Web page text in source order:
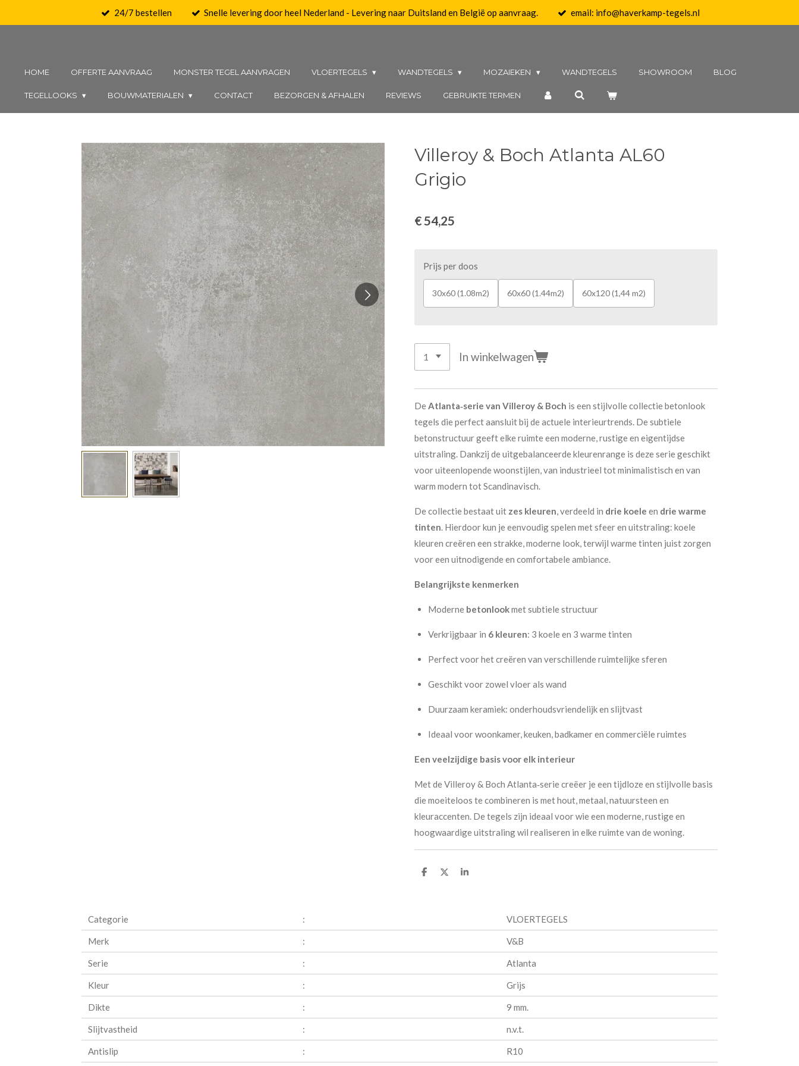
hoofdinhoud
24/7 bestellen Snelle levering door heel Nederland - Levering naar Duitsland en België op aanvraag. email: info@haverkamp-tegels.nl
HOME OFFERTE AANVRAAG MONSTER TEGEL AANVRAGEN VLOERTEGELS WANDTEGELS MOZAIEKEN WANDTEGELS SHOWROOM BLOG
TEGELLOOKS BOUWMATERIALEN CONTACT BEZORGEN & AFHALEN REVIEWS GEBRUIKTE TERMEN
Villeroy & Boch Atlanta AL60
Grigio
€ 54,25
Prijs per doos
30x60 (1.08m2) 60x60 (1.44m2) 60x120 (1,44 m2)
In winkelwagen
DeAtlanta‑serie van Villeroy & Boch is een stijlvolle collectie betonlook
tegels die perfect aansluit bij de actuele interieurtrends. De subtiele
betonstructuur geeft elke ruimte een moderne, rustige en eigentijdse
uitstraling. Dankzij de uitgebalanceerde kleurenrange is deze serie geschikt
voor uiteenlopende woonstijlen, van industrieel tot minimalistisch en van
warm modern tot Scandinavisch.
De collectie bestaat uit zes kleuren, verdeeld in drie koele en drie warme
tinten. Hierdoor kun je eenvoudig spelen met sfeer en uitstraling: koele
kleuren creëren een strakke, moderne look, terwijl warme tinten juist zorgen
voor een uitnodigende en comfortabele ambiance.
Belangrijkste kenmerken
Moderne betonlookmet subtiele structuur
Verkrijgbaar in 6 kleuren: 3 koele en 3 warme tinten
Perfect voor het creëren van verschillende ruimtelijke sferen
Geschikt voor zowel vloer als wand
Duurzaam keramiek: onderhoudsvriendelijk en slijtvast
Ideaal voor woonkamer, keuken, badkamer en commerciële ruimtes
Een veelzijdige basis voor elk interieur
Met de Villeroy & Boch Atlanta‑serie creëer je een tijdloze en stijlvolle basis
die moeiteloos te combineren is met hout, metaal, natuursteen en
kleuraccenten. De tegels zijn ideaal voor wie een moderne, rustige en
hoogwaardige uitstraling wil realiseren in elke ruimte van de woning.
D
D
S
Categorie : VLOERTEGELS
Merk : V&B
Serie : Atlanta
Kleur : Grijs
Dikte : 9 mm.
Slijtvastheid : n.v.t.
Antislip : R10